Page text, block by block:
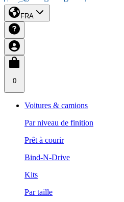
FRA
0
Voitures & camions
Par niveau de finition
Prêt à courir
Bind-N-Drive
Kits
Par taille